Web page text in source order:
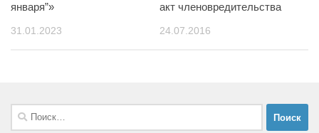
января”»
31.01.2023
акт членовредительства
24.07.2016
Найти: